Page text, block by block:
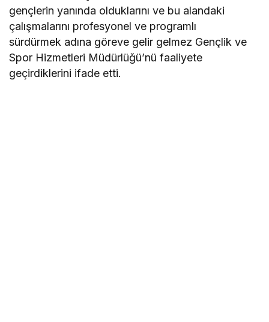
gençlerin yanında olduklarını ve bu alandaki
çalışmalarını profesyonel ve programlı
sürdürmek adına göreve gelir gelmez Gençlik ve
Spor Hizmetleri Müdürlüğü’nü faaliyete
geçirdiklerini ifade etti.